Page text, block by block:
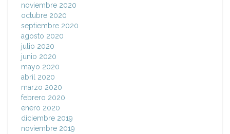
noviembre 2020
octubre 2020
septiembre 2020
agosto 2020
julio 2020
junio 2020
mayo 2020
abril 2020
marzo 2020
febrero 2020
enero 2020
diciembre 2019
noviembre 2019